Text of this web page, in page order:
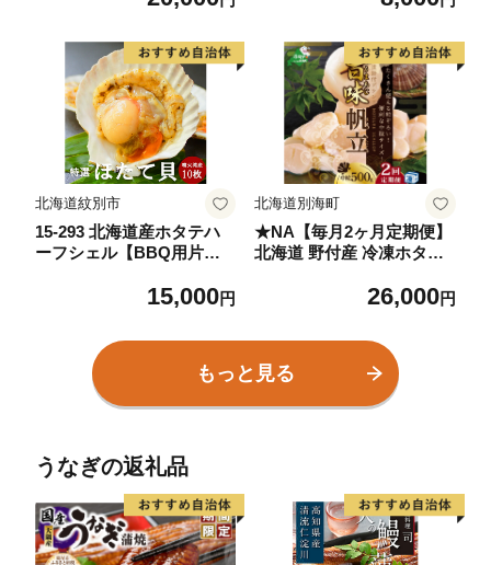
北海道紋別市
15-293 北海道産ホタテハ
ーフシェル【BBQ用片殻
15,000円
北海道別海町
★NA【毎月2ヶ月定期便】
北海道 野付産 冷凍ホタテ
26,000円
もっと見る
うなぎの返礼品